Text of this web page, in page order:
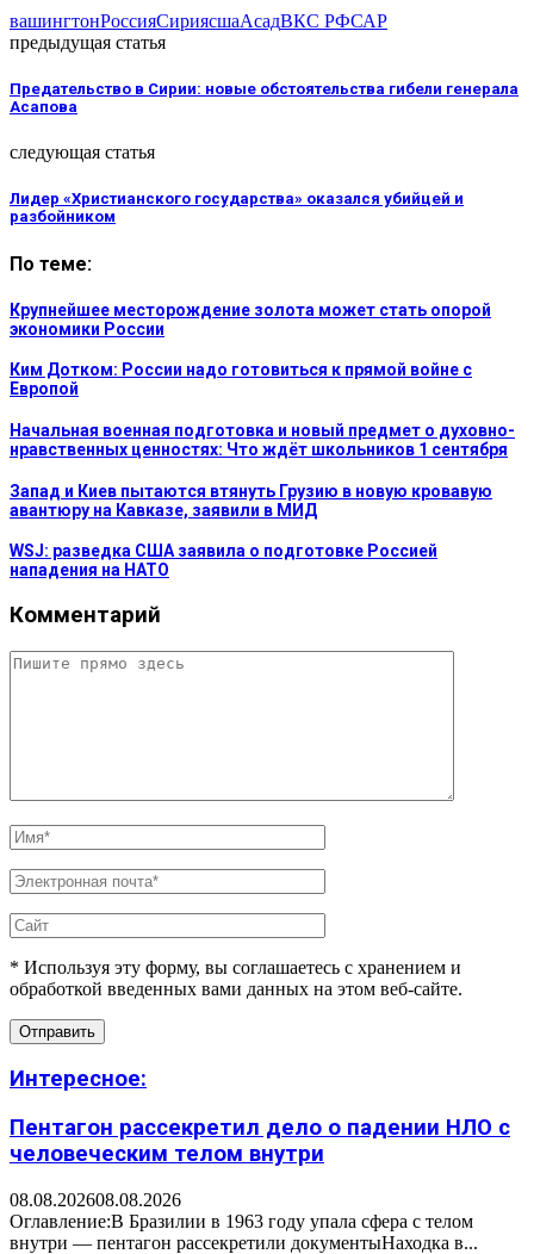
вашингтонРоссияСириясшаАсадВКС РФСАР
предыдущая статья
Предательство в Сирии: новые обстоятельства гибели генерала
Асапова
следующая статья
Лидер «Христианского государства» оказался убийцей и
разбойником
По теме:
Крупнейшее месторождение золота может стать опорой
экономики России
Ким Дотком: России надо готовиться к прямой войне с
Европой
Начальная военная подготовка и новый предмет о духовно-
нравственных ценностях: Что ждёт школьников 1 сентября
Запад и Киев пытаются втянуть Грузию в новую кровавую
авантюру на Кавказе, заявили в МИД
WSJ: разведка США заявила о подготовке Россией
нападения на НАТО
Комментарий
* Используя эту форму, вы соглашаетесь с хранением и
обработкой введенных вами данных на этом веб-сайте.
Интересное:
Пентагон рассекретил дело о падении НЛО с
человеческим телом внутри
08.08.202608.08.2026
Оглавление:В Бразилии в 1963 году упала сфера с телом
внутри — пентагон рассекретили документыНаходка в...